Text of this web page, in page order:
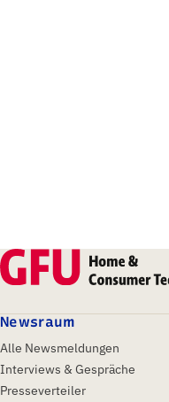
Newsraum
Alle Newsmeldungen
Interviews & Gespräche
Presseverteiler